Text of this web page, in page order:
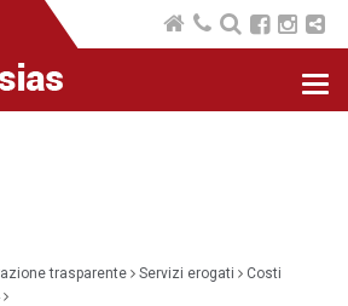
trasparente Servizi erogati
Costi